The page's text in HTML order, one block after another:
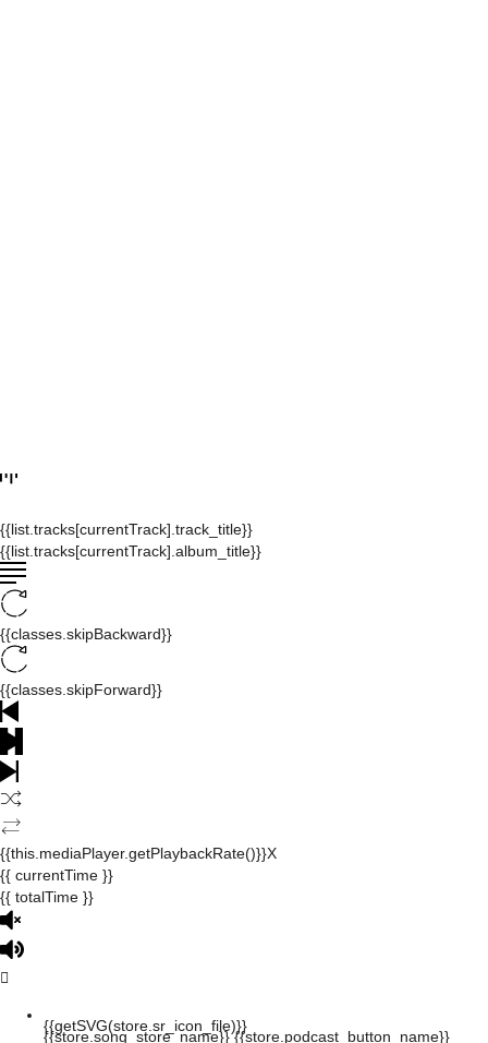
{{list.tracks[currentTrack].track_title}}
{{list.tracks[currentTrack].album_title}}
{{classes.skipBackward}}
{{classes.skipForward}}
{{this.mediaPlayer.getPlaybackRate()}}X
{{ currentTime }}
{{ totalTime }}
{{getSVG(store.sr_icon_file)}}
{{store.song_store_name}} {{store.podcast_button_name}}